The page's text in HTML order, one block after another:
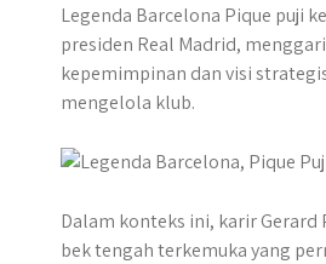
i
t
t
e
a
t
s
A
c
e
b
o
s
s
e
r
l
e
g
y
p
e
n
e
Legenda Barcelona Pique puji
presiden Real Madrid,
kepemimpinan dan visi
mengelola klub.​
Dalam konteks ini, karir Gerard
bek tengah terkemuka yang